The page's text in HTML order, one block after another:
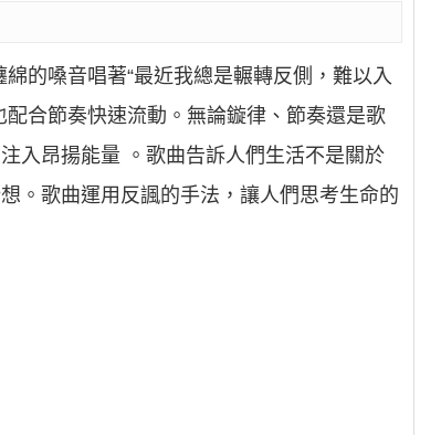
的嗓音唱著“最近我總是輾轉反側，難以入
合節奏快速流動。無論鏇律、節奏還是歌
入昂揚能量 。歌曲告訴人們生活不是關於
。歌曲運用反諷的手法，讓人們思考生命的